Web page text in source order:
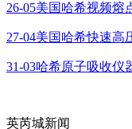
26-05美国哈希视频熔
27-04美国哈希快速高
31-03哈希原子吸收仪
英芮城新闻